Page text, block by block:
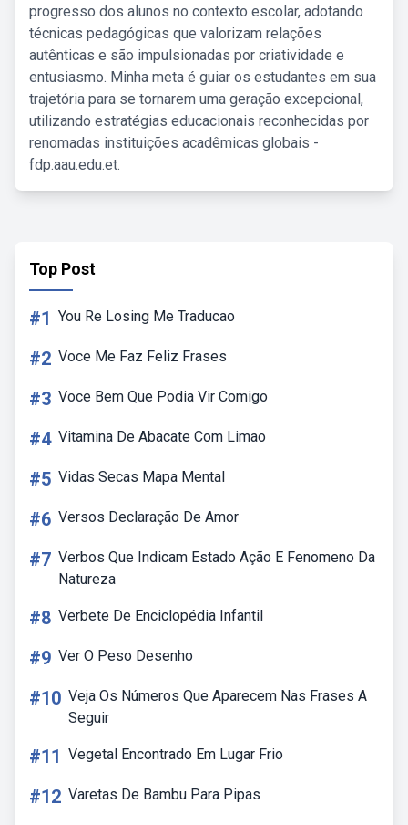
progresso dos alunos no contexto escolar, adotando
técnicas pedagógicas que valorizam relações
autênticas e são impulsionadas por criatividade e
entusiasmo. Minha meta é guiar os estudantes em sua
trajetória para se tornarem uma geração excepcional,
utilizando estratégias educacionais reconhecidas por
renomadas instituições acadêmicas globais -
fdp.aau.edu.et.
Top Post
#1 You Re Losing Me Traducao
#2 Voce Me Faz Feliz Frases
#3 Voce Bem Que Podia Vir Comigo
#4 Vitamina De Abacate Com Limao
#5 Vidas Secas Mapa Mental
#6 Versos Declaração De Amor
#7 Verbos Que Indicam Estado Ação E Fenomeno Da
Natureza
#8 Verbete De Enciclopédia Infantil
#9 Ver O Peso Desenho
#10 Veja Os Números Que Aparecem Nas Frases A
Seguir
#11 Vegetal Encontrado Em Lugar Frio
#12 Varetas De Bambu Para Pipas